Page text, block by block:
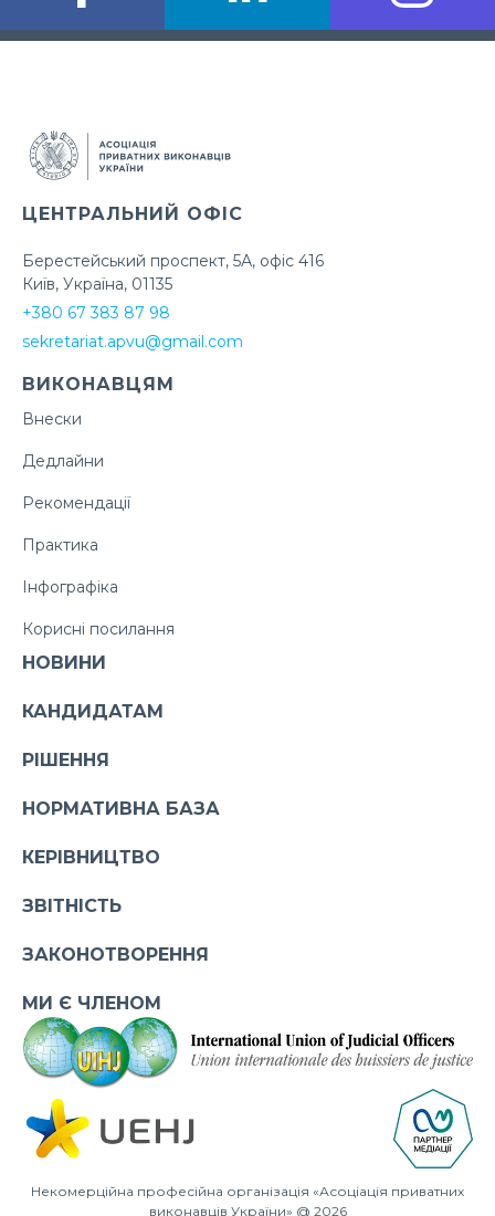
ЦЕНТРАЛЬНИЙ ОФІС
Берестейський проспект, 5А, офіс 416
Київ, Україна, 01135
+380 67 383 87 98
sekretariat.apvu@gmail.com
ВИКОНАВЦЯМ
Внески
Дедлайни
Рекомендації
Практика
Інфографіка
Корисні посилання
НОВИНИ
КАНДИДАТАМ
РІШЕННЯ
НОРМАТИВНА БАЗА
КЕРІВНИЦТВО
ЗВІТНІСТЬ
ЗАКОНОТВОРЕННЯ
МИ Є ЧЛЕНОМ
Некомерційна професійна організація «Асоціація приватних
виконавців України» @ 2026